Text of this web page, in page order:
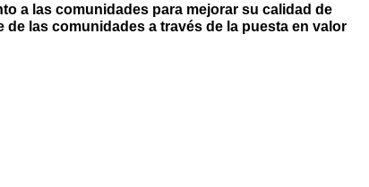
a las comunidades para mejorar su calidad de
las comunidades a través de la puesta en valor